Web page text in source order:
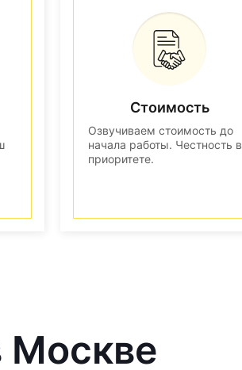
Стоимость
Озвучиваем стоимость до
начала работы. Честность в
приоритете.
Москве